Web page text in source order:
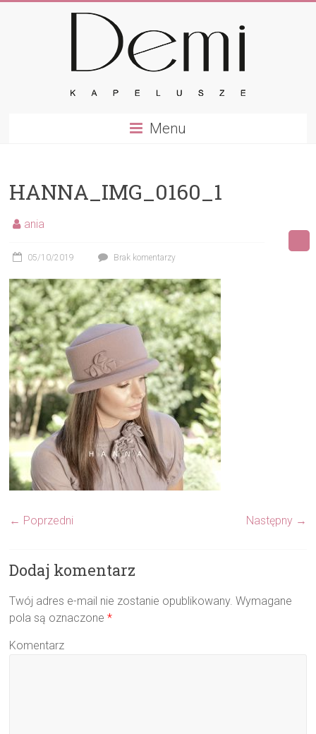
Eleganckie
kapelusze
inne
nakrycia
głowy
Menu
HANNA_IMG_0160_1
ania
05/10/2019 Brak komentarzy
← Poprzedni Następny →
Dodaj komentarz
Twój adres e-mail nie zostanie opublikowany. Wymagane
pola są oznaczone*
Komentarz